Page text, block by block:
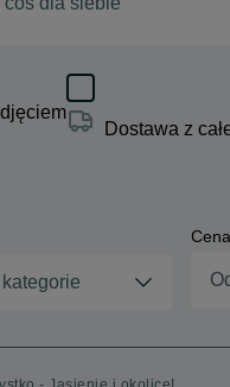
Dostawa z
Cena